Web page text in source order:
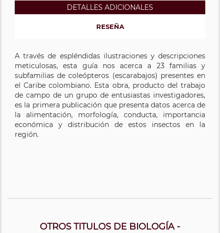
DETALLES ADICIONALES
RESEÑA
A través de espléndidas ilustraciones y descripciones
meticulosas, esta guía nos acerca a 23 familias y
subfamilias de coleópteros (escarabajos) presentes en
el Caribe colombiano. Esta obra, producto del trabajo
de campo de un grupo de entusiastas investigadores,
es la primera publicación que presenta datos acerca de
la alimentación, morfología, conducta, importancia
económica y distribución de estos insectos en la
región.
OTROS TITULOS DE BIOLOGÍA -